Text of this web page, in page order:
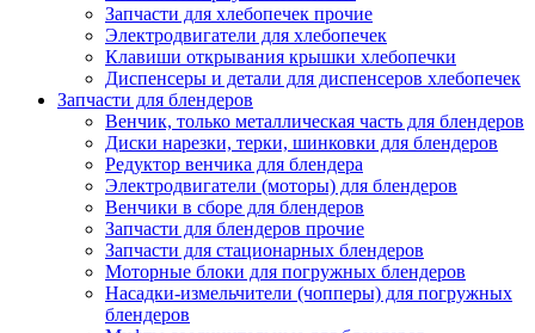
Запчасти для хлебопечек прочие
Электродвигатели для хлебопечек
Клавиши открывания крышки хлебопечки
Диспенсеры и детали для диспенсеров хлебопечек
Запчасти для блендеров
Венчик, только металлическая часть для блендеров
Диски нарезки, терки, шинковки для блендеров
Редуктор венчика для блендера
Электродвигатели (моторы) для блендеров
Венчики в сборе для блендеров
Запчасти для блендеров прочие
Запчасти для стационарных блендеров
Моторные блоки для погружных блендеров
Насадки-измельчители (чопперы) для погружных
блендеров